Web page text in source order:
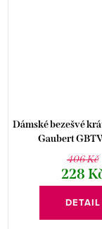
Dámské bezešvé
Gaubert
406 Kč
228
DETAIL